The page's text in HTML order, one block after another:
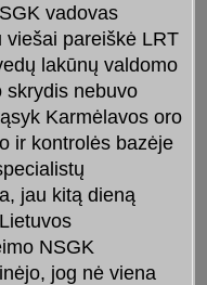
vadovas
viešai pareiškė LRT
lakūnų valdomo
skrydis nebuvo
Karmėlavos oro
ir kontrolės bazėje
jau kitą dieną
NSGK
jog nė viena